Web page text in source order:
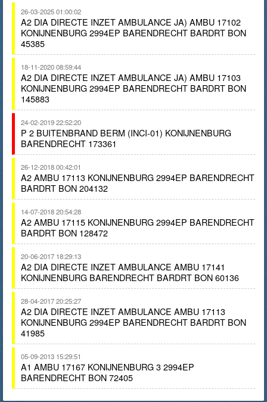
26-03-2025 01:00:02
A2 DIA DIRECTE INZET AMBULANCE JA) AMBU 17102
KONIJNENBURG 2994EP BARENDRECHT BARDRT BON
45385
18-11-2020 08:59:44
A2 DIA DIRECTE INZET AMBULANCE JA) AMBU 17103
KONIJNENBURG 2994EP BARENDRECHT BARDRT BON
145883
24-02-2019 22:52:20
P 2 BUITENBRAND BERM (INCI-01) KONIJNENBURG
BARENDRECHT 173361
26-12-2018 00:42:01
A2 AMBU 17113 KONIJNENBURG 2994EP BARENDRECHT
BARDRT BON 204132
14-07-2018 20:54:28
A2 AMBU 17115 KONIJNENBURG 2994EP BARENDRECHT
BARDRT BON 128472
20-06-2017 18:29:13
A2 DIA DIRECTE INZET AMBULANCE AMBU 17141
KONIJNENBURG BARENDRECHT BARDRT BON 60136
28-04-2017 20:25:27
A2 DIA DIRECTE INZET AMBULANCE AMBU 17113
KONIJNENBURG 2994EP BARENDRECHT BARDRT BON
41985
05-09-2013 15:29:51
A1 AMBU 17167 KONIJNENBURG 3 2994EP
BARENDRECHT BON 72405